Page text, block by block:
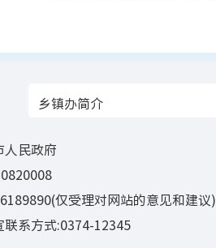
乡镇办简介
人民政府
仅受理对网站的意见和建议)
方式:0374-12345